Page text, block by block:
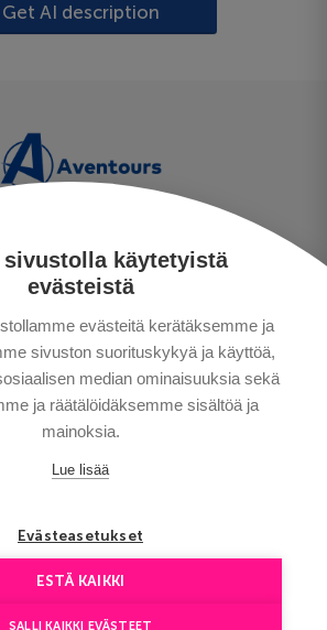
sivustolla käytetyistä
evästeistä
evästeitä kerätäksemme ja
sivuston suorituskykyä ja käyttöä,
median ominaisuuksia sekä
ja räätälöidäksemme sisältöä ja
mainoksia.
Lue lisää
Evästeasetukset
ESTÄ KAIKKI
SALLI KAIKKI EVÄSTEET
Get AI description
PRIVACY POLICY
MAKSUTAVAT
CONDITIONS
GOOD TO KNOW
CONTACTS
2026